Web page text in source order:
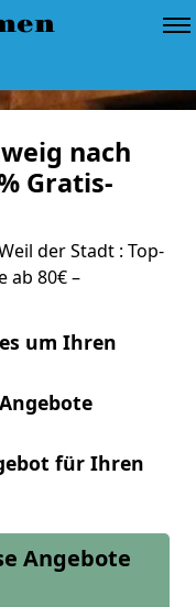
nach
Gratis-
der Stadt : Top-
ab 80€ –
um Ihren
für Ihren
Angebote